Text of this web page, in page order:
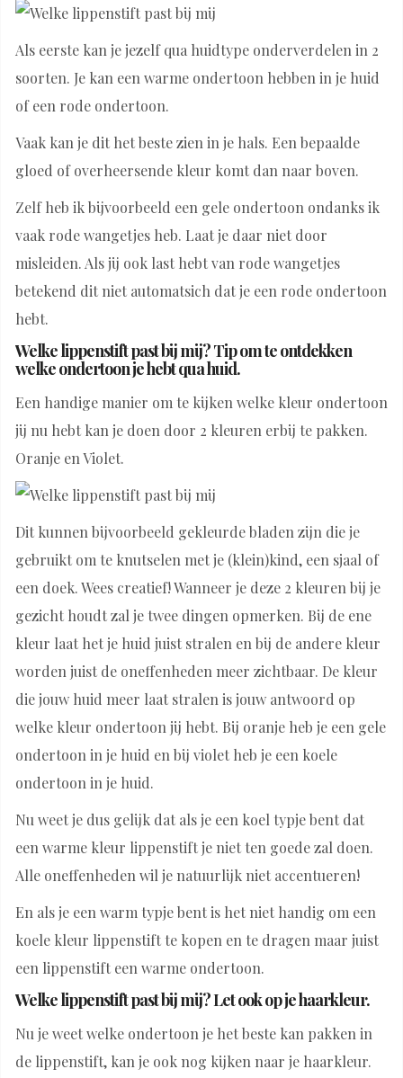
Als eerste kan je jezelf qua huidtype onderverdelen in 2
soorten. Je kan een warme ondertoon hebben in je huid
of een rode ondertoon.
Vaak kan je dit het beste zien in je hals. Een bepaalde
gloed of overheersende kleur komt dan naar boven.
Zelf heb ik bijvoorbeeld een gele ondertoon ondanks ik
vaak rode wangetjes heb. Laat je daar niet door
misleiden. Als jij ook last hebt van rode wangetjes
betekend dit niet automatsich dat je een rode ondertoon
hebt.
Welke lippenstift past bij mij? Tip om te ontdekken
welke ondertoon je hebt qua huid.
Een handige manier om te kijken welke kleur ondertoon
jij nu hebt kan je doen door 2 kleuren erbij te pakken.
Oranje en Violet.
Dit kunnen bijvoorbeeld gekleurde bladen zijn die je
gebruikt om te knutselen met je (klein)kind, een sjaal of
een doek. Wees creatief! Wanneer je deze 2 kleuren bij je
gezicht houdt zal je twee dingen opmerken. Bij de ene
kleur laat het je huid juist stralen en bij de andere kleur
worden juist de oneffenheden meer zichtbaar. De kleur
die jouw huid meer laat stralen is jouw antwoord op
welke kleur ondertoon jij hebt. Bij oranje heb je een gele
ondertoon in je huid en bij violet heb je een koele
ondertoon in je huid.
Nu weet je dus gelijk dat als je een koel typje bent dat
een warme kleur lippenstift je niet ten goede zal doen.
Alle oneffenheden wil je natuurlijk niet accentueren!
En als je een warm typje bent is het niet handig om een
koele kleur lippenstift te kopen en te dragen maar juist
een lippenstift een warme ondertoon.
Welke lippenstift past bij mij? Let ook op je haarkleur.
Nu je weet welke ondertoon je het beste kan pakken in
de lippenstift, kan je ook nog kijken naar je haarkleur.